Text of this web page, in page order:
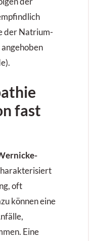
der Natrium-
fast
oft
können eine
Eine